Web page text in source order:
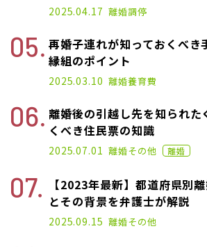
2025.04.17 離婚調停
再婚子連れが知っておくべき
縁組のポイント
2025.03.10 離婚養育費
離婚後の引越し先を知られた
くべき住民票の知識
2021.09.28
2025.07.01 離婚その他 離婚
【2023年最新】都道府県別
とその背景を弁護士が解説
2025.05.27
2025.09.15 離婚その他